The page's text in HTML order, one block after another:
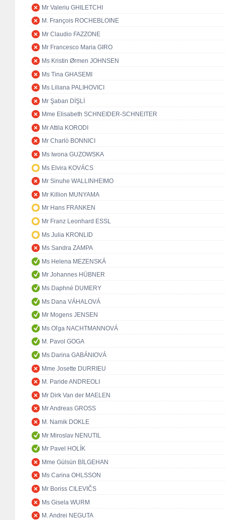
Mr Valeriu GHILETCHI
M. François ROCHEBLOINE
Mr Claudio FAZZONE
Mr Francesco Maria GIRO
Ms Kristin Ørmen JOHNSEN
Ms Tina GHASEMI
Ms Liliana PALIHOVICI
Mr Şaban DİŞLİ
Mme Elisabeth SCHNEIDER-SCHNEITER
Mr Attila KORODI
Mr Charlò BONNICI
Ms Iwona GUZOWSKA
Ms Elvira KOVÁCS
Mr Sinuhe WALLINHEIMO
Mr Killion MUNYAMA
Mr Hans FRANKEN
Mr Franz Leonhard ESSL
Ms Julia KRONLID
Ms Sandra ZAMPA
Ms Helena MEZENSKÁ
Mr Johannes HÜBNER
Ms Daphné DUMERY
Ms Dana VÁHALOVÁ
Mr Mogens JENSEN
Ms Oľga NACHTMANNOVÁ
M. Pavol GOGA
Ms Darina GABÁNIOVÁ
Mme Josette DURRIEU
M. Paride ANDREOLI
Mr Dirk Van der MAELEN
Mr Andreas GROSS
M. Namik DOKLE
Mr Miroslav NENUTIL
Mr Pavel HOLÍK
Mme Gülsün BİLGEHAN
Ms Carina OHLSSON
Mr Boriss CILEVIČS
Ms Gisela WURM
M. Andrei NEGUTA